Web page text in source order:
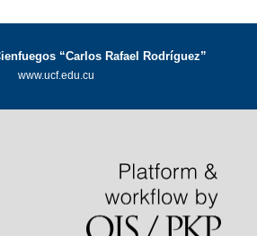
“Carlos Rafael Rodríguez”
www.ucf.edu.cu